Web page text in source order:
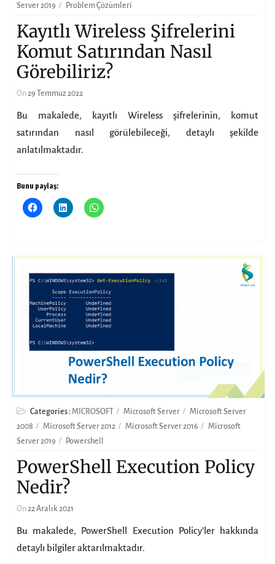
Server 2019
Problem Çözümleri
Kayıtlı Wireless Şifrelerini
Komut Satırından Nasıl
Görebiliriz?
On29 Temmuz 2022
Bu makalede, kayıtlı Wireless şifrelerinin, komut
satırından nasıl görülebileceği, detaylı şekilde
anlatılmaktadır.
Bunu paylaş:
Categories :MICROSOFT Microsoft Server
Microsoft Server
2008
Microsoft Server 2012 Microsoft Server 2016
Microsoft
Server 2019
Powershell
PowerShell Execution Policy
Nedir?
On22 Aralık 2021
Bu makalede, PowerShell Execution Policy’ler hakkında
detaylı bilgiler aktarılmaktadır.